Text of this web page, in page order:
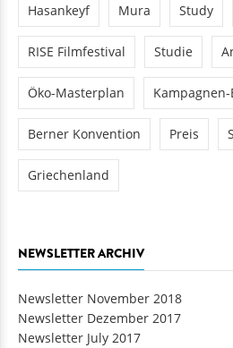
Hasankeyf Mura Study
RISE Filmfestival Studie
Öko-Masterplan
Berner Konvention Preis
Griechenland
NEWSLETTER ARCHIV
Newsletter November 2018
Newsletter Dezember 2017
Newsletter July 2017